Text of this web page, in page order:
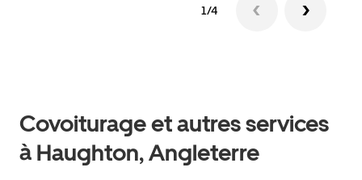
1/4
Covoiturage et autres services
à Haughton, Angleterre